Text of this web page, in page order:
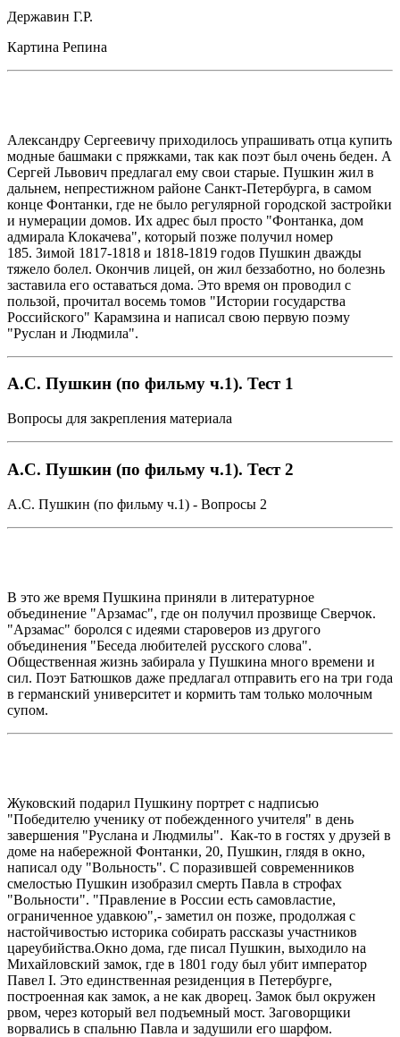
Державин Г.Р.
Картина Репина
Александру Сергеевичу приходилось упрашивать отца купить
модные башмаки с пряжками, так как поэт был очень беден. А
Сергей Львович предлагал ему свои старые. Пушкин жил в
дальнем, непрестижном районе Санкт-Петербурга, в самом
конце Фонтанки, где не было регулярной городской застройки
и нумерации домов. Их адрес был просто "Фонтанка, дом
адмирала Клокачева", который позже получил номер
185. Зимой 1817-1818 и 1818-1819 годов Пушкин дважды
тяжело болел. Окончив лицей, он жил беззаботно, но болезнь
заставила его оставаться дома. Это время он проводил с
пользой, прочитал восемь томов "Истории государства
Российского" Карамзина и написал свою первую поэму
"Руслан и Людмила".
А.С. Пушкин (по фильму ч.1). Тест 1
Вопросы для закрепления материала
А.С. Пушкин (по фильму ч.1). Тест 2
А.С. Пушкин (по фильму ч.1) - Вопросы 2
В это же время Пушкина приняли в литературное
объединение "Арзамас", где он получил прозвище Сверчок.
"Арзамас" боролся с идеями староверов из другого
объединения "Беседа любителей русского слова".
Общественная жизнь забирала у Пушкина много времени и
сил. Поэт Батюшков даже предлагал отправить его на три года
в германский университет и кормить там только молочным
супом.
Жуковский подарил Пушкину портрет с надписью
"Победителю ученику от побежденного учителя" в день
завершения "Руслана и Людмилы". Как-то в гостях у друзей в
доме на набережной Фонтанки, 20, Пушкин, глядя в окно,
написал оду "Вольность". С поразившей современников
смелостью Пушкин изобразил смерть Павла в строфах
"Вольности". "Правление в России есть самовластие,
ограниченное удавкою",- заметил он позже, продолжая с
настойчивостью историка собирать рассказы участников
цареубийства.Окно дома, где писал Пушкин, выходило на
Михайловский замок, где в 1801 году был убит император
Павел I. Это единственная резиденция в Петербурге,
построенная как замок, а не как дворец. Замок был окружен
рвом, через который вел подъемный мост. Заговорщики
ворвались в спальню Павла и задушили его шарфом.